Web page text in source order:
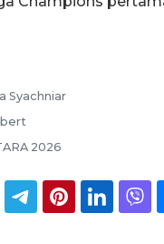
Syachniar
2026